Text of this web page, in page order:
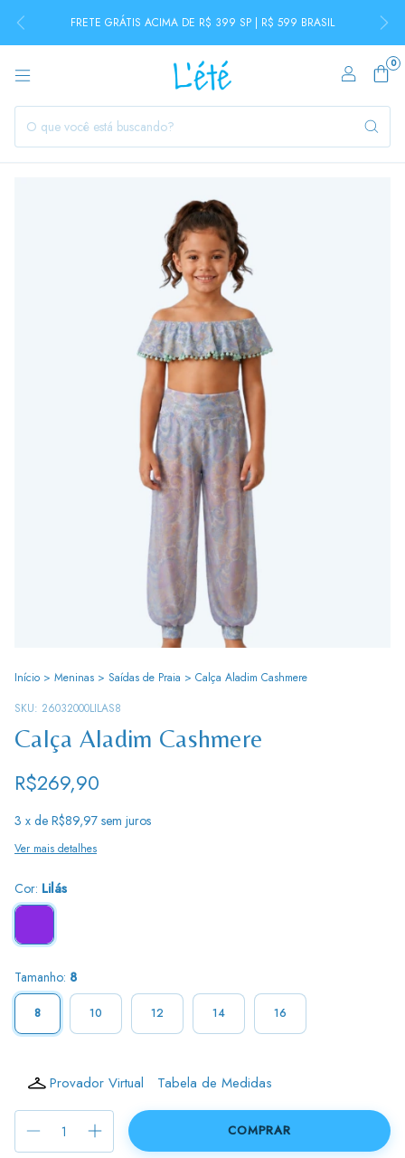
FRETE GRÁTIS ACIMA DE R$ 399 SP | R$ 599 BRASIL
0
Início > Meninas > Saídas de Praia > Calça Aladim Cashmere
SKU: 26032000LILAS8
Calça Aladim Cashmere
R$269,90
3 x de R$89,97 sem juros
Ver mais detalhes
Cor: Lilás
Tamanho: 8
8 10 12 14 16
Provador Virtual Tabela de Medidas